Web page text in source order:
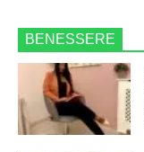
BENESSERE